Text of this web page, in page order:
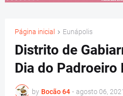
Página inicial Eunápolis
Distrito de
Dia do Padroeiro
by Bocão 64 - agosto 06,